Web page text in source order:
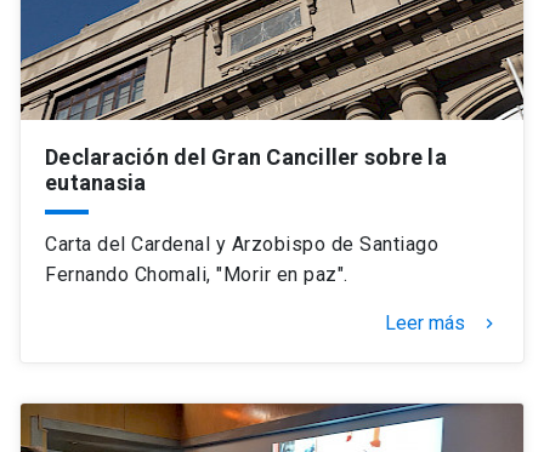
Declaración del Gran Canciller sobre la
eutanasia
Carta del Cardenal y Arzobispo de Santiago
Fernando Chomali, "Morir en paz".
Leer más keyboard_arrow_right